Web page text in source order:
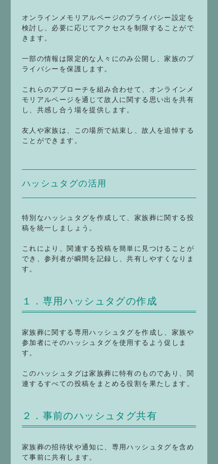
オンラインメモリアルページのプライバシー設定を
検討し、必要に応じてアクセスを制限することがで
きます。
一部の情報は限定的な人々にのみ公開し、家族のプ
ライバシーを保護します。
これらのアプローチを組み合わせて、オンラインメ
モリアルページを通じて故人に関する思い出を共有
し、共感し合う場を提供します。
友人や家族は、この場所で結束し、故人を追悼する
ことができます。
ハッシュタグの活用
特別なハッシュタグを作成して、家族葬に関する投
稿を統一しましょう。
これにより、関連する投稿を簡単に見つけることが
でき、参列者が瞬間を記録し、共有しやすくなりま
す。
１．専用ハッシュタグの作成
家族葬に関する専用ハッシュタグを作成し、家族や
参加者にそのハッシュタグを使用するよう促しま
す。
このハッシュタグは家族葬に特有のものであり、関
連するすべての投稿をまとめる役割を果たします。
２．事前のハッシュタグ共有
家族葬の招待状や通知に、専用ハッシュタグを含め
て事前に共有します。